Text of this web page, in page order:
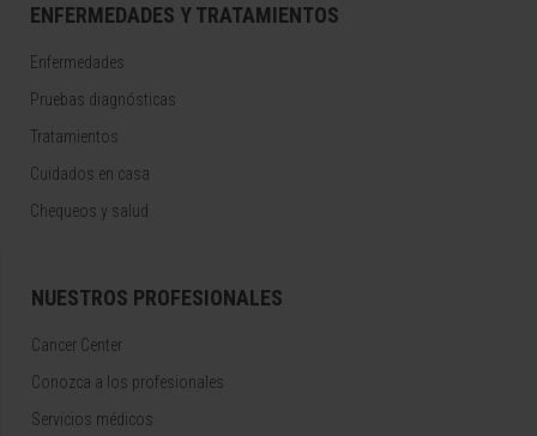
ENFERMEDADES Y TRATAMIENTOS
Enfermedades
Pruebas diagnósticas
Tratamientos
Cuidados en casa
Chequeos y salud
NUESTROS PROFESIONALES
Cancer Center
Conozca a los profesionales
Servicios médicos